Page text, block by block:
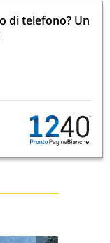
di telefono? Un